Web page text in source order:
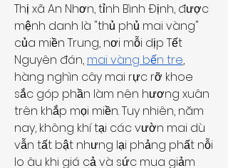
Thị xã An Nhơn, tỉnh Bình Định, được
mệnh danh là "thủ phủ mai vàng"
của miền Trung, nơi mỗi dịp Tết
Nguyên đán, mai vàng bến tre,
hàng nghìn cây mai rực rỡ khoe
sắc góp phần làm nên hương xuân
trên khắp mọi miền. Tuy nhiên, năm
nay, không khí tại các vườn mai dù
vẫn tất bật nhưng lại phảng phất nỗi
lo âu khi giá cả và sức mua giảm